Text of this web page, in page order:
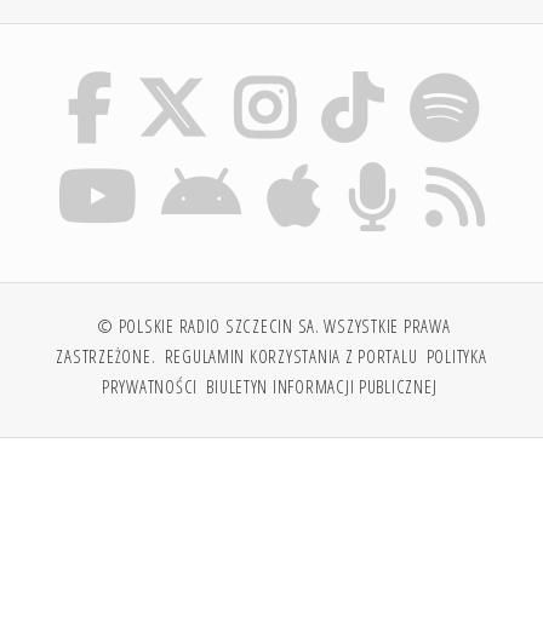
© POLSKIE RADIO SZCZECIN SA. WSZYSTKIE PRAWA
ZASTRZEŻONE. REGULAMIN KORZYSTANIA Z PORTALU POLITYKA
PRYWATNOŚCI BIULETYN INFORMACJI PUBLICZNEJ